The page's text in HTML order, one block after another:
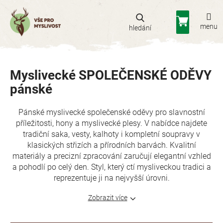
obsah
Nákupní
košík
Myslivecké SPOLEČENSKÉ ODĚVY
pánské
Pánské myslivecké společenské oděvy pro slavnostní
příležitosti, hony a myslivecké plesy. V nabídce najdete
tradiční saka, vesty, kalhoty i kompletní soupravy v
klasických střizích a přírodních barvách. Kvalitní
materiály a precizní zpracování zaručují elegantní vzhled
a pohodlí po celý den. Styl, který ctí mysliveckou tradici a
reprezentuje ji na nejvyšší úrovni.
Zobrazit více